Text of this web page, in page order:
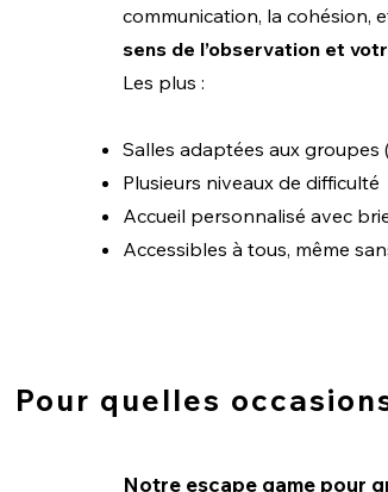
communication, la cohésion,
sens de l’observation et
Les plus :
Salles adaptées aux groupes
Plusieurs niveaux de difficulté
Accueil personnalisé avec
Accessibles à tous, même
Pour quelles
Notre escape game pour